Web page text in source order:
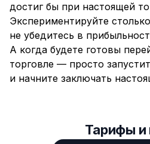
достиг бы при настоящей
Экспериментируйте
не убедитесь в
А когда будете готовы
торговле — просто
и начните заключать
Тарифы и